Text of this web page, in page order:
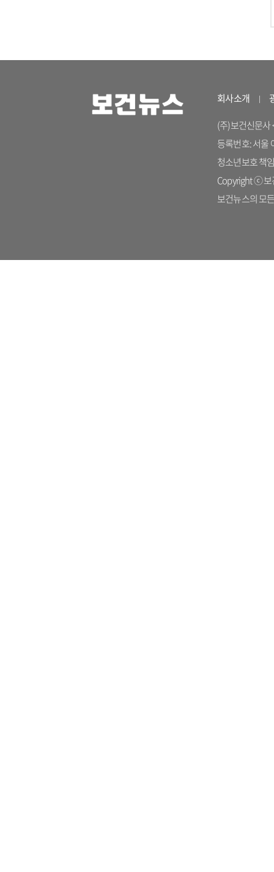
회사소개
(주)보건신문사
등록번호: 서울
청소년보호 책
Copyright ⓒ 보
보건뉴스의 모